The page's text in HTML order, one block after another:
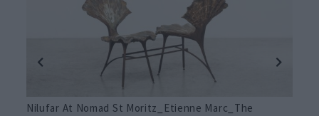
Nilufar At Nomad St Moritz_Etienne Marc_The